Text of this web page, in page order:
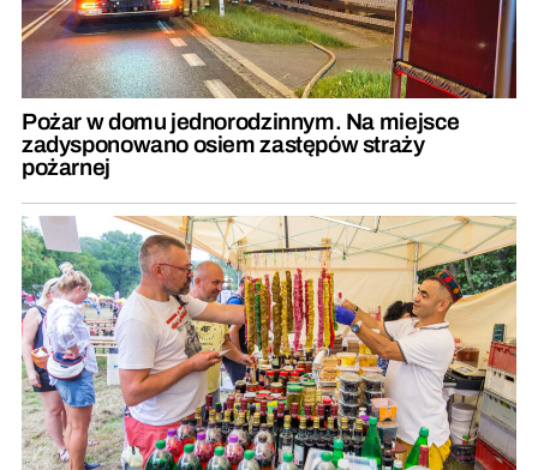
Pożar w domu jednorodzinnym. Na miejsce
zadysponowano osiem zastępów straży
pożarnej